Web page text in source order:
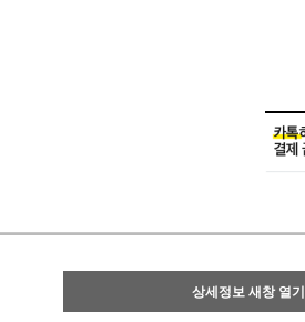
상세정보 새창 열기